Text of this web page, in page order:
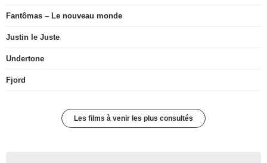
Fantômas – Le nouveau monde
Justin le Juste
Undertone
Fjord
Les films à venir les plus consultés